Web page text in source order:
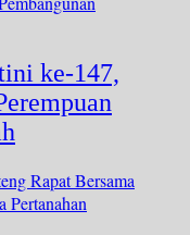
ke-147,